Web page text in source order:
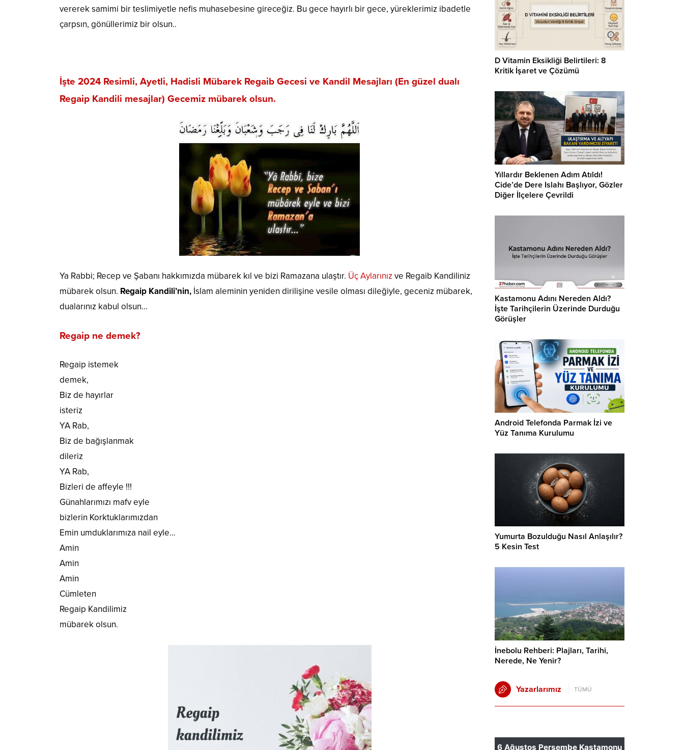
vererek samimi bir teslimiyetle nefis muhasebesine gireceğiz. Bu gece hayırlı bir gece, yüreklerimiz ibadetle
çarpsın, gönüllerimiz bir olsun..
İşte 2024 Resimli, Ayetli, Hadisli Mübarek Regaib Gecesi ve Kandil Mesajları (En güzel dualı
Regaip Kandili mesajlar) Gecemiz mübarek olsun.
Ya Rabbi; Recep ve Şabanı hakkımızda mübarek kıl ve bizi Ramazana ulaştır. Üç Aylarınızve Regaib Kandiliniz
mübarek olsun. Regaip Kandili’nin, İslam aleminin yeniden dirilişine vesile olması dileğiyle, geceniz mübarek,
dualarınız kabul olsun…
Regaip ne demek?
Regaip istemek
demek,
Biz de hayırlar
isteriz
YA Rab,
Biz de bağışlanmak
dileriz
YA Rab,
Bizleri de affeyle !!!
Günahlarımızı mafv eyle
bizlerin Korktuklarımızdan
Emin umduklarımıza nail eyle…
Amin
Amin
Amin
Cümleten
Regaip Kandilimiz
mübarek olsun.
D Vitamin Eksikliği Belirtileri: 8
Kritik İşaret ve Çözümü
Yıllardır Beklenen Adım Atıldı!
Cide’de Dere Islahı Başlıyor, Gözler
Diğer İlçelere Çevrildi
Kastamonu Adını Nereden Aldı?
İşte Tarihçilerin Üzerinde Durduğu
Görüşler
Android Telefonda Parmak İzi ve
Yüz Tanıma Kurulumu
Yumurta Bozulduğu Nasıl Anlaşılır?
5 Kesin Test
İnebolu Rehberi: Plajları, Tarihi,
Nerede, Ne Yenir?
Yazarlarımız TÜMÜ